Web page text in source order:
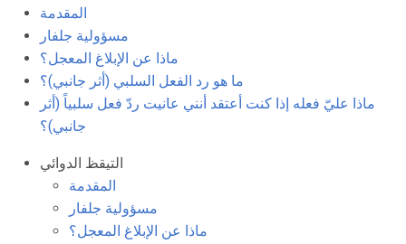
المقدمة
مسؤولية جلفار
ماذا عن الإبلاغ المعجل؟
ما هو رد الفعل السلبي (أثر جانبي)؟
ماذا عليّ فعله إذا كنت أعتقد أنني عانيت ردّ فعل سلبياً (أثر
جانبي)؟
التيقظ الدوائي
المقدمة
مسؤولية جلفار
ماذا عن الإبلاغ المعجل؟